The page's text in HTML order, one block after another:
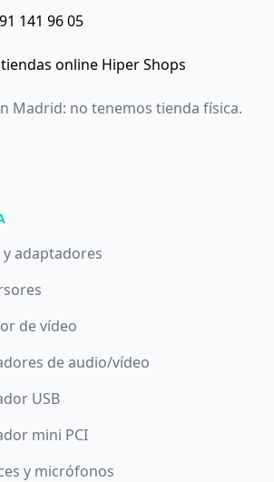
91 141 96 05
online Hiper Shops
Madrid: no tenemos tienda física.
y adaptadores
de vídeo
de audio/vídeo
USB
mini PCI
y micrófonos